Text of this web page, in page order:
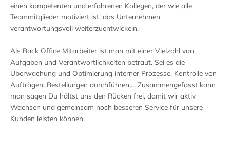
einen kompetenten und erfahrenen Kollegen, der wie alle
Teammitglieder motiviert ist, das Unternehmen
verantwortungsvoll weiterzuentwickeln.
Als Back Office Mitarbeiter ist man mit einer Vielzahl von
Aufgaben und Verantwortlichkeiten betraut. Sei es die
Überwachung und Optimierung interner Prozesse, Kontrolle von
Aufträgen, Bestellungen durchführen,… Zusammengefasst kann
man sagen Du hältst uns den Rücken frei, damit wir aktiv
Wachsen und gemeinsam noch besseren Service für unsere
Kunden leisten können.